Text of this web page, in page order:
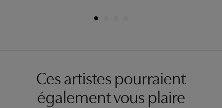
Ces artistes pourraient
également vous plaire